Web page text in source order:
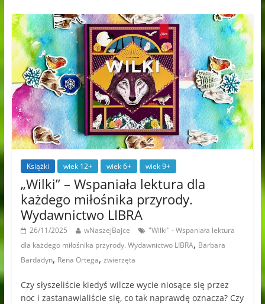
Książki wiek 12+ wiek 6+ wiek 9+
„Wilki” – Wspaniała lektura dla
każdego miłośnika przyrody.
Wydawnictwo LIBRA
26/11/2025 wNaszejBajce
"Wilki" - Wspaniała lektura
dla każdego miłośnika przyrody. Wydawnictwo LIBRA, Barbara
Bardadyn, Rena Ortega, zwierzęta
Czy słyszeliście kiedyś wilcze wycie niosące się przez
noc i zastanawialiście się, co tak naprawdę oznacza? Czy